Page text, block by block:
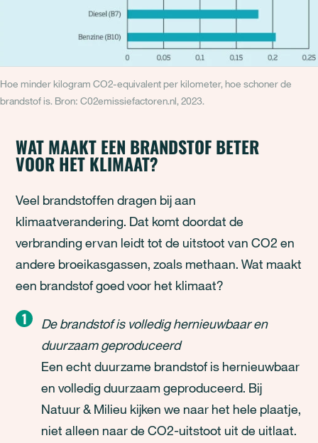
Hoe minder kilogram CO2-equivalent per kilometer, hoe schoner de
brandstof is. Bron: C02emissiefactoren.nl, 2023.
WAT MAAKT EEN BRANDSTOF BETER
VOOR HET KLIMAAT?
Veel brandstoffen dragen bij aan
klimaatverandering. Dat komt doordat de
verbranding ervan leidt tot de uitstoot van CO2 en
andere broeikasgassen, zoals methaan. Wat maakt
een brandstof goed voor het klimaat?
De brandstof is volledig hernieuwbaar en
duurzaam geproduceerd
Een echt duurzame brandstof is hernieuwbaar
en volledig duurzaam geproduceerd. Bij
Natuur & Milieu kijken we naar het hele plaatje,
niet alleen naar de CO2-uitstoot uit de uitlaat.